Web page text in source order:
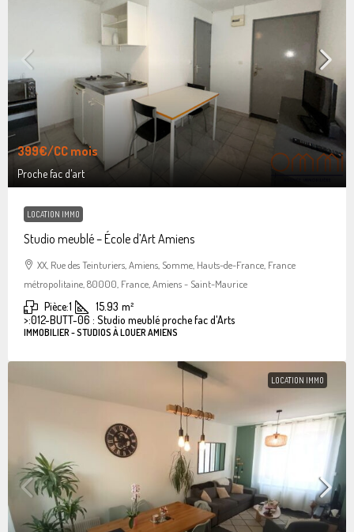
399€/CC mois
Proche fac d'art
LOCATION IMMO
Studio meublé – École d’Art Amiens
XX, Rue des Teinturiers, Amiens, Somme, Hauts-de-France, France
métropolitaine, 80000, France, Amiens - Saint-Maurice
Pièce:1 15.93 m²
>:012-BUTT-06 : Studio meublé proche fac d'Arts
IMMOBILIER - STUDIOS À LOUER AMIENS
LOCATION IMMO